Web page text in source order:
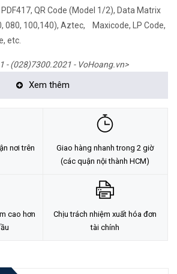
QR Code (Model 1/2), Data Matrix
080, 100,140), Aztec, Maxicode, LP Code,
etc.
- (028)7300.2021 - VoHoang.vn>
Xem thêm
nơi trên
Giao hàng nhanh trong 2 giờ
(các quận nội thành HCM)
cao hơn
Chịu trách nhiệm xuất hóa đơn
tài chính